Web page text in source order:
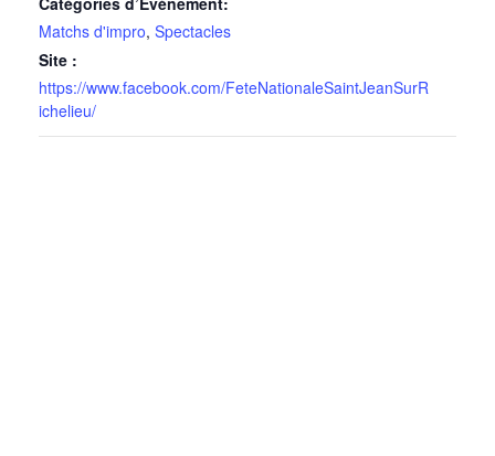
Matchs d'impro, Spectacles
Site :
https://www.facebook.com/FeteNationaleSaintJeanSurR
ichelieu/